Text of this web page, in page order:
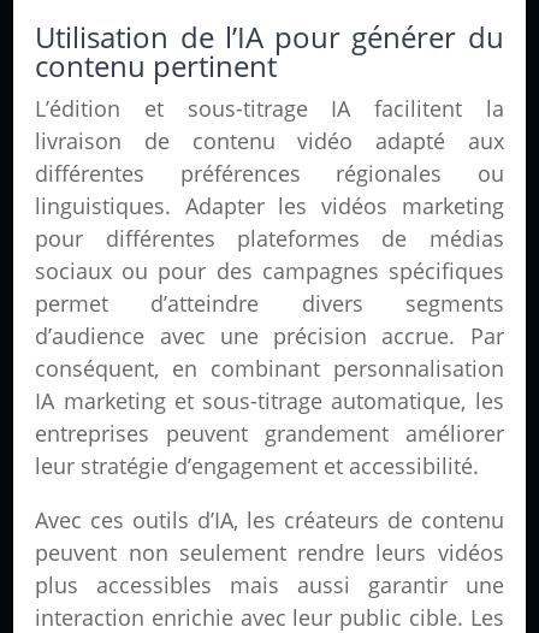
Utilisation de l’IA pour générer du
contenu pertinent
L’édition et sous-titrage IA facilitent la
livraison de contenu vidéo adapté aux
différentes préférences régionales ou
linguistiques. Adapter les vidéos marketing
pour différentes plateformes de médias
sociaux ou pour des campagnes spécifiques
permet d’atteindre divers segments
d’audience avec une précision accrue. Par
conséquent, en combinant personnalisation
IA marketing et sous-titrage automatique, les
entreprises peuvent grandement améliorer
leur stratégie d’engagement et accessibilité.
Avec ces outils d’IA, les créateurs de contenu
peuvent non seulement rendre leurs vidéos
plus accessibles mais aussi garantir une
interaction enrichie avec leur public cible. Les